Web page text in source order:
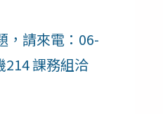
，請來電：06-
214 課務組洽